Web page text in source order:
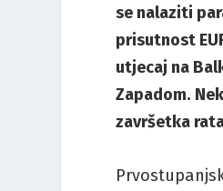
se nalaziti
prisutnost
utjecaj na
Zapadom.
završetka